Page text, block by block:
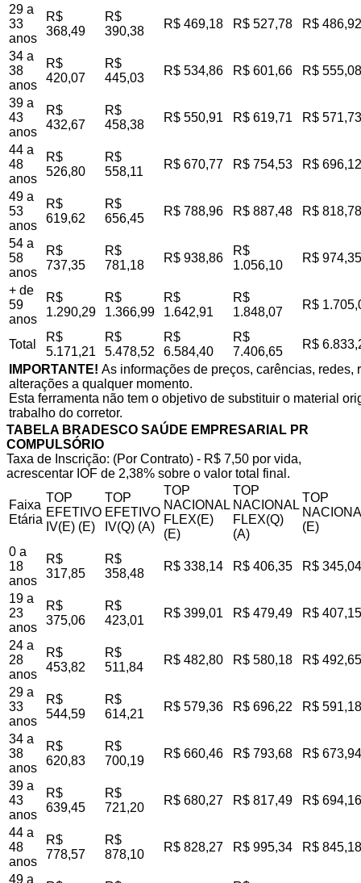
29 a
33
anos
R$
368,49
R$
390,38
R$ 469,18 R$ 527,78 R$ 486,92
34 a
38
anos
R$
420,07
R$
445,03
R$ 534,86 R$ 601,66 R$ 555,08
39 a
43
anos
R$
432,67
R$
458,38
R$ 550,91 R$ 619,71 R$ 571,73
44 a
48
anos
R$
526,80
R$
558,11
R$ 670,77 R$ 754,53 R$ 696,12
49 a
53
anos
R$
619,62
R$
656,45
R$ 788,96 R$ 887,48 R$ 818,78
54 a
58
anos
R$
737,35
R$
781,18
R$ 938,86
R$
1.056,10
R$ 974,35
+ de
59
anos
R$
1.290,29
R$
1.366,99
R$
1.642,91
R$
1.848,07
R$
Total
R$
5.171,21
R$
5.478,52
R$
6.584,40
R$
7.406,65
R$
IMPORTANTE! As informações de preços, carências,
alterações a qualquer momento.
Esta ferramenta não tem o objetivo de substituir o material
trabalho do corretor.
TABELA BRADESCO SAÚDE EMPRESARIAL PR
COMPULSÓRIO
Taxa de Inscrição: (Por Contrato) - R$ 7,50 por vida,
acrescentar IOF de 2,38% sobre o valor total final.
Faixa
Etária
TOP
EFETIVO
IV(E) (E)
TOP
EFETIVO
IV(Q) (A)
TOP
NACIONAL
FLEX(E)
(E)
TOP
NACIONAL
FLEX(Q)
(A)
TOP
(E)
0 a
18
anos
R$
317,85
R$
358,48
R$ 338,14 R$ 406,35 R$ 345,04
19 a
23
anos
R$
375,06
R$
423,01
R$ 399,01 R$ 479,49 R$ 407,15
24 a
28
anos
R$
453,82
R$
511,84
R$ 482,80 R$ 580,18 R$ 492,65
29 a
33
anos
R$
544,59
R$
614,21
R$ 579,36 R$ 696,22 R$ 591,18
34 a
38
anos
R$
620,83
R$
700,19
R$ 660,46 R$ 793,68 R$ 673,94
39 a
43
anos
R$
639,45
R$
721,20
R$ 680,27 R$ 817,49 R$ 694,16
44 a
48
anos
R$
778,57
R$
878,10
R$ 828,27 R$ 995,34 R$ 845,18
49 a